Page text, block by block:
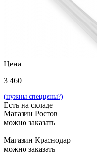
Цена
3 460
(нужны спеццены?)
Есть на складе
Магазин Ростов
можно заказать
Магазин Краснодар
можно заказать